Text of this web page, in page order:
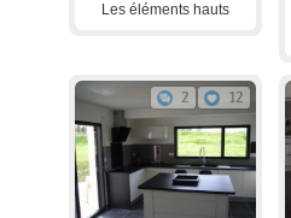
Les éléments hauts
2 12